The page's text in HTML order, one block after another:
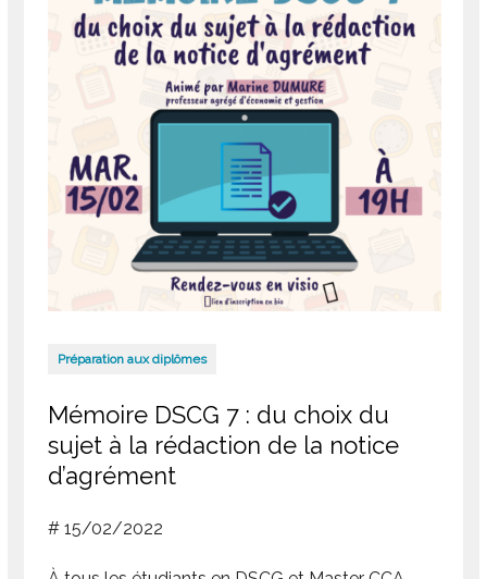
Préparation aux diplômes
Mémoire DSCG 7 : du choix du
sujet à la rédaction de la notice
d’agrément
# 15/02/2022